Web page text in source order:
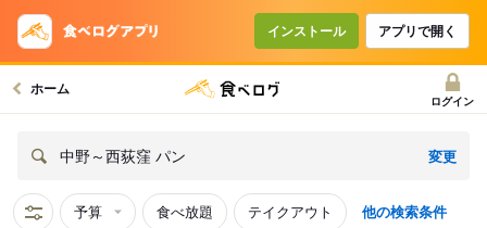
インストール アプリで開く
ホーム
ログイン
中野～西荻窪 パン 変更
予算 食べ放題 テイクアウト 他の検索条件